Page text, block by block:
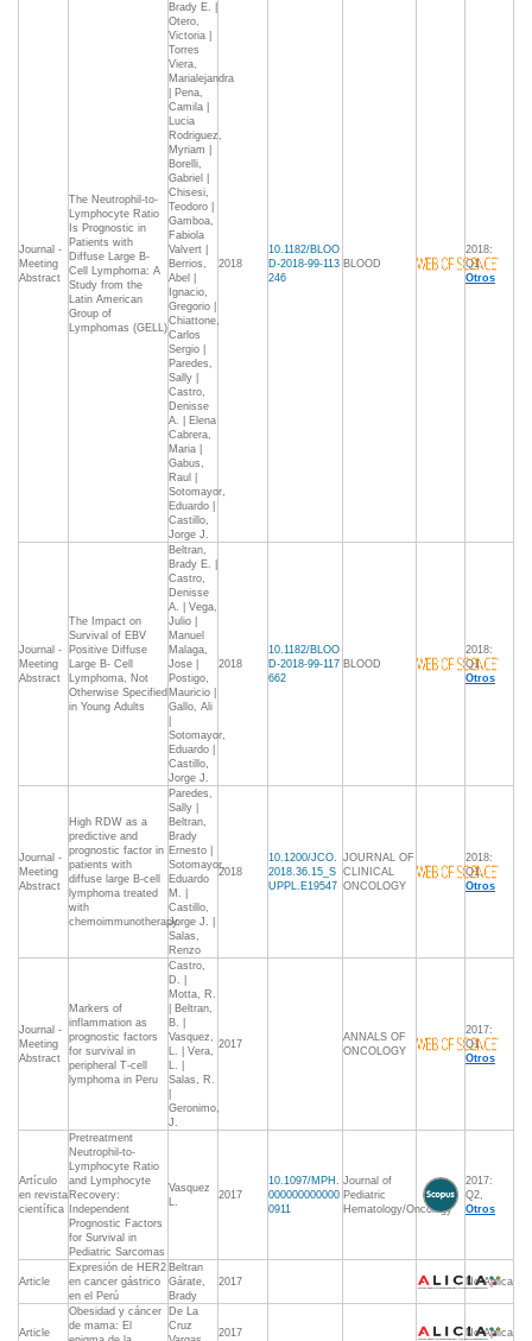
Journal -
Meeting
Abstract
The Neutrophil-to-
Lymphocyte Ratio
Is Prognostic in
Patients with
Diffuse Large B-
Cell Lymphoma: A
Study from the
Latin American
Group of
Lymphomas (GELL)
Brady E. |
Otero,
Victoria |
Torres
Viera,
Marialejandra
| Pena,
Camila |
Lucia
Rodriguez,
Myriam |
Borelli,
Gabriel |
Chisesi,
Teodoro |
Gamboa,
Fabiola
Valvert |
Berrios,
Abel |
Ignacio,
Gregorio |
Chiattone,
Carlos
Sergio |
Paredes,
Sally |
Castro,
Denisse
A. | Elena
Cabrera,
Maria |
Gabus,
Raul |
Sotomayor,
Eduardo |
Castillo,
Jorge J.
2018
10.1182/BLOO
D-2018-99-113
246
BLOOD
2018:
Q1,
Otros
Journal -
Meeting
Abstract
The Impact on
Survival of EBV
Positive Diffuse
Large B- Cell
Lymphoma, Not
Otherwise Specified
in Young Adults
Beltran,
Brady E. |
Castro,
Denisse
A. | Vega,
Julio |
Manuel
Malaga,
Jose |
Postigo,
Mauricio |
Gallo, Ali
Sotomayor,
Eduardo |
Castillo,
Jorge J.
2018
10.1182/BLOO
D-2018-99-117
662
BLOOD
2018:
Q1,
Otros
Journal -
Meeting
Abstract
High RDW as a
predictive and
prognostic factor in
patients with
diffuse large B-cell
lymphoma treated
with
chemoimmunotherapy.
Paredes,
Sally |
Beltran,
Brady
Ernesto |
Sotomayor,
Eduardo
M. |
Castillo,
Jorge J. |
Salas,
Renzo
2018
10.1200/JCO.
2018.36.15_S
UPPL.E19547
JOURNAL OF
CLINICAL
ONCOLOGY
2018:
Q1,
Otros
Journal -
Meeting
Abstract
Markers of
inflammation as
prognostic factors
for survival in
peripheral T-cell
lymphoma in Peru
Castro,
D. |
Motta, R.
| Beltran,
B. |
Vasquez,
L. | Vera,
L. |
Salas, R.
Geronimo,
J.
2017
ANNALS OF
ONCOLOGY
2017:
Q1,
Otros
Artículo
en revista
científica
Pretreatment
Neutrophil-to-
Lymphocyte Ratio
and Lymphocyte
Recovery:
Independent
Prognostic Factors
for Survival in
Pediatric Sarcomas
Vasquez
L.
2017
10.1097/MPH.
000000000000
0911
Journal of
Pediatric
Hematology/Oncology
2017:
Q2,
Otros
Article
Expresión de HER2
en cancer gástrico
en el Perú
Beltran
Gárate,
Brady
2017 No Aplica
Article
Obesidad y cáncer
de mama: El
De La
Cruz
2017 No Aplica